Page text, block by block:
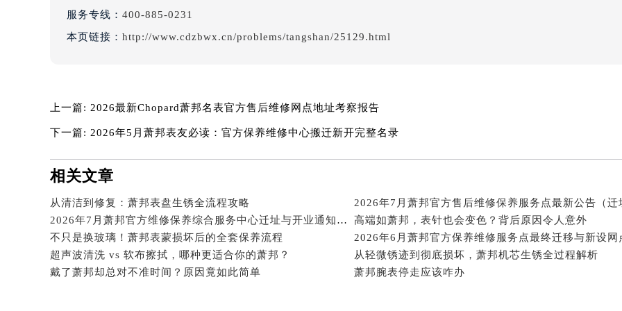
吉林省通化市东昌区环通乡江南大街萧邦售后服务中心（需提前预约）
辽宁省本溪市平山区胜利路萧邦售后服务中心（需提前预约）
辽宁省抚顺市新抚区东一路萧邦售后服务中心（需提前预约）
辽宁省葫芦岛市连山区中央路萧邦售后服务中心（需提前预约）
辽宁省锦州市古塔区中央大街萧邦售后服务中心（需提前预约）
辽宁省辽阳市白塔区新运大街萧邦售后服务中心（需提前预约）
辽宁省盘锦市兴隆台区石油大街萧邦售后服务中心（需提前预约）
辽宁省铁岭市银州区南马路萧邦售后服务中心（需提前预约）
服务专线： 400-885-0231
本页链接： http://www.cdzbwx.cn/problems/tangshan/25129.html
上一篇: 2026最新Chopard萧邦名表官方售后维修网点地址考察报告
下一篇: 2026年5月萧邦表友必读：官方保养维修中心搬迁新开完整名录
相关文章
从清洁到修复：萧邦表盘生锈全流程攻略
2026年7月萧邦官方维修保养综合服务中心迁址与开业通知全文发布
高端如萧邦，表针也会变色？背后原因令人意外
不只是换玻璃！萧邦表蒙损坏后的全套保养流程
超声波清洗 vs 软布擦拭，哪种更适合你的萧邦？
从轻微锈迹到彻底损坏，萧邦机芯生锈全过程解析
戴了萧邦却总对不准时间？原因竟如此简单
萧邦腕表停走应该咋办